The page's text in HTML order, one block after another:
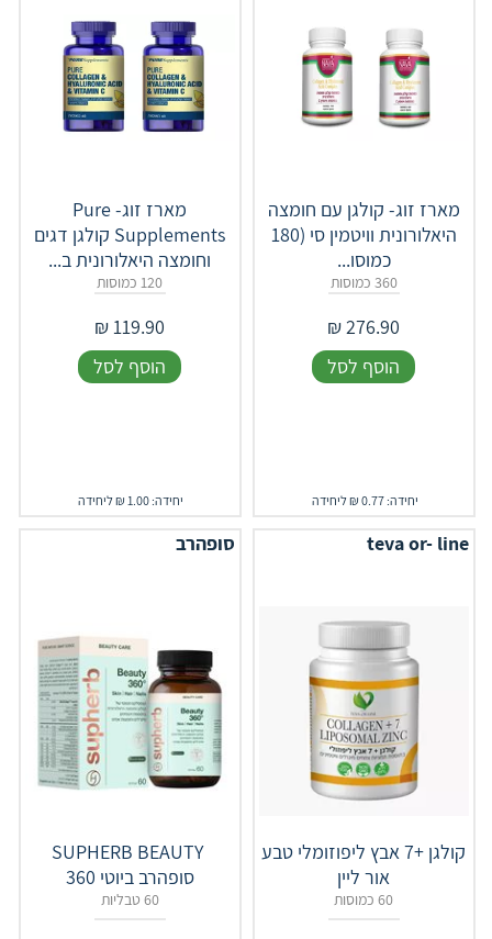
מארז זוג- קולגן עם חומצה
היאלורונית וויטמין סי (180
כמוסו...
360 כמוסות
276.90
₪
הוסף לסל
יחידה: 0.77 ₪ ליחידה
מארז זוג- Pure
Supplements קולגן דגים
וחומצה היאלורונית ב...
120 כמוסות
119.90
₪
הוסף לסל
יחידה: 1.00 ₪ ליחידה
teva or- line
קולגן +7 אבץ ליפוזומלי טבע
אור ליין
60 כמוסות
סופהרב
‎SUPHERB‎ ‎BEAUTY‎ ‎
סופהרב ביוטי 360
60 טבליות